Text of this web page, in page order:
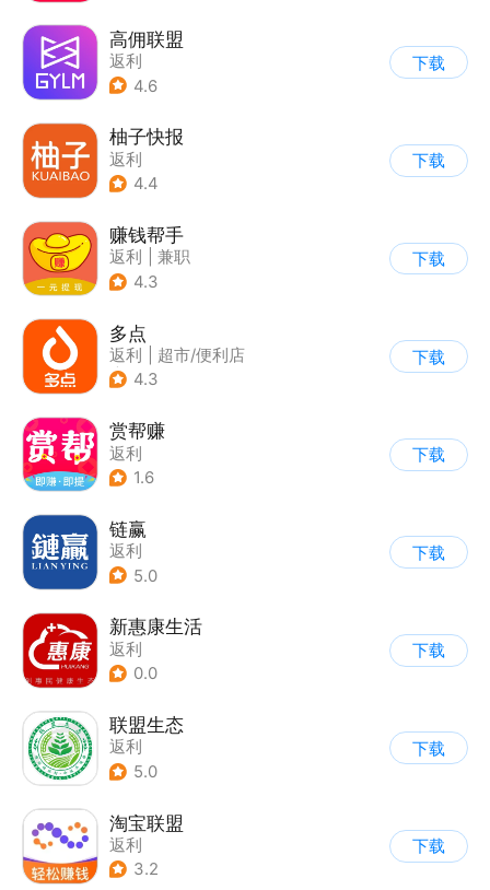
高佣联盟
返利
4.6
下载
柚子快报
返利
4.4
下载
赚钱帮手
返利
兼职
4.3
下载
多点
返利
超市/便利店
| 生鲜/买菜
4.3
下载
赏帮赚
返利
1.6
下载
链赢
返利
5.0
下载
新惠康生活
返利
0.0
下载
联盟生态
返利
5.0
下载
淘宝联盟
返利
3.2
下载